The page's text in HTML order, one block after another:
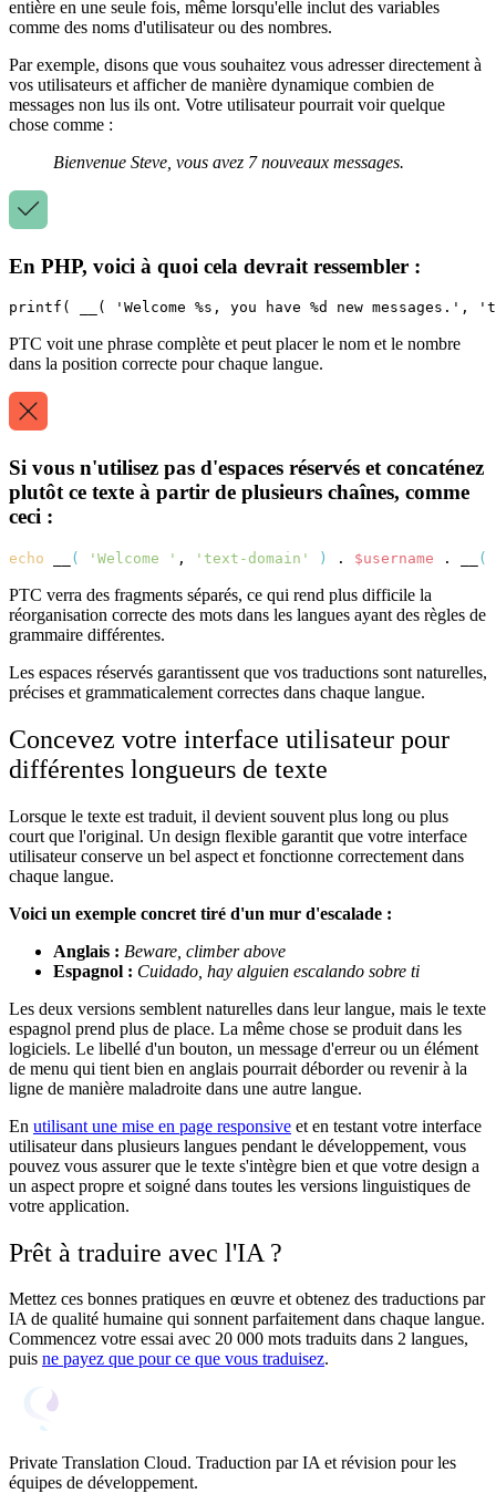
entière en une seule fois, même lorsqu'elle inclut des variables
comme des noms d'utilisateur ou des nombres.
Par exemple, disons que vous souhaitez vous adresser directement à
vos utilisateurs et afficher de manière dynamique combien de
messages non lus ils ont. Votre utilisateur pourrait voir quelque
chose comme :
Bienvenue Steve, vous avez 7 nouveaux messages.
En PHP, voici à quoi cela devrait ressembler :
PTC voit une phrase complète et peut placer le nom et le nombre
dans la position correcte pour chaque langue.
Si vous n'utilisez pas d'espaces réservés et concaténez
plutôt ce texte à partir de plusieurs chaînes, comme
ceci :
echo ( 'Welcome ' , 'text-domain' ) . $username . (
PTC verra des fragments séparés, ce qui rend plus difficile la
réorganisation correcte des mots dans les langues ayant des règles de
grammaire différentes.
Les espaces réservés garantissent que vos traductions sont naturelles,
précises et grammaticalement correctes dans chaque langue.
Concevez votre interface utilisateur pour
différentes longueurs de texte
Lorsque le texte est traduit, il devient souvent plus long ou plus
court que l'original. Un design flexible garantit que votre interface
utilisateur conserve un bel aspect et fonctionne correctement dans
chaque langue.
Voici un exemple concret tiré d'un mur d'escalade :
Anglais : Beware, climber above
Espagnol : Cuidado, hay alguien escalando sobre ti
Les deux versions semblent naturelles dans leur langue, mais le texte
espagnol prend plus de place. La même chose se produit dans les
logiciels. Le libellé d'un bouton, un message d'erreur ou un élément
de menu qui tient bien en anglais pourrait déborder ou revenir à la
ligne de manière maladroite dans une autre langue.
En utilisant une mise en page responsive et en testant votre interface
utilisateur dans plusieurs langues pendant le développement, vous
pouvez vous assurer que le texte s'intègre bien et que votre design a
un aspect propre et soigné dans toutes les versions linguistiques de
votre application.
Prêt à traduire avec l'IA ?
Mettez ces bonnes pratiques en œuvre et obtenez des traductions par
IA de qualité humaine qui sonnent parfaitement dans chaque langue.
Commencez votre essai avec 20 000 mots traduits dans 2 langues,
puis ne payez que pour ce que vous traduisez.
Private Translation Cloud. Traduction par IA et révision pour les
équipes de développement.